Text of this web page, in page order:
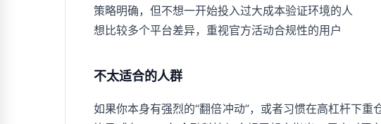
策略明确，但不想一开始投入过大成本验证环境的人
想比较多个平台差异，重视官方活动合规性的用户
不太适合的人群
如果你本身有强烈的“翻倍冲动”，或者习惯在高杠杆下重